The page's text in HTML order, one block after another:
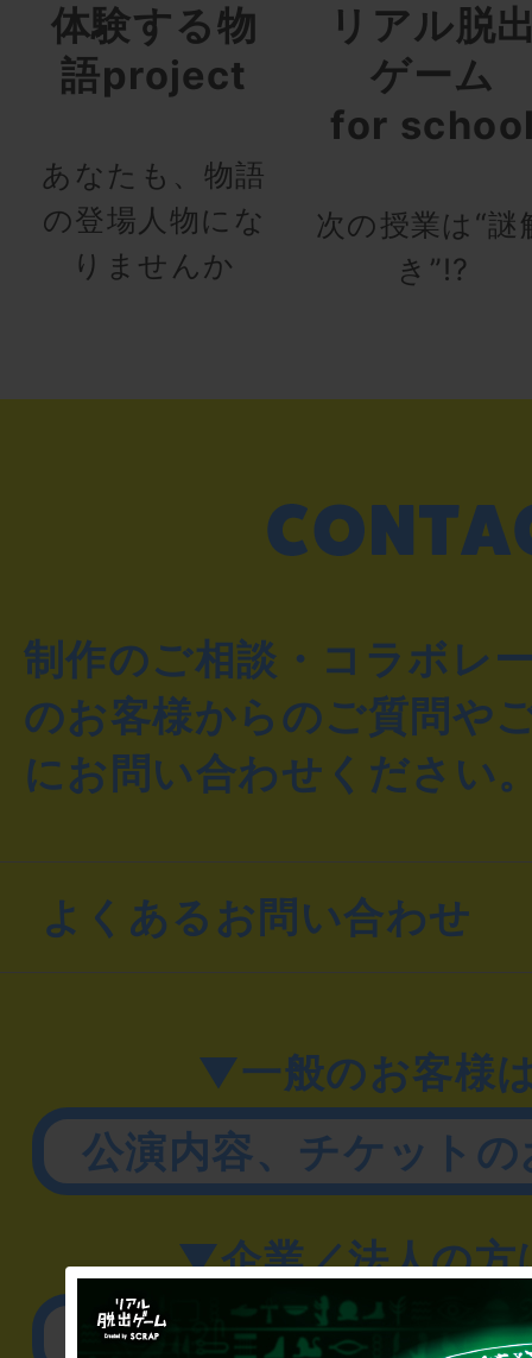
体験する物
語project
あなたも、物語
の登場人物にな
りませんか
リアル脱
ゲーム
for
次の授業は“謎
き”!?
制作のご相談・コラボレ
のお客様からのご質問や
にお問い合わせください
よくあるお問い合わせ
▼一般のお客様
公演内容、チケット
▼企業／法人の方
リアル脱出ゲーム制作